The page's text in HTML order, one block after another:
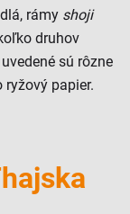
rámy shoji
druhov
sú rôzne
papier.